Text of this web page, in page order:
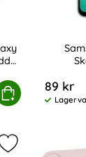
PACK89 kr
Markera 3-